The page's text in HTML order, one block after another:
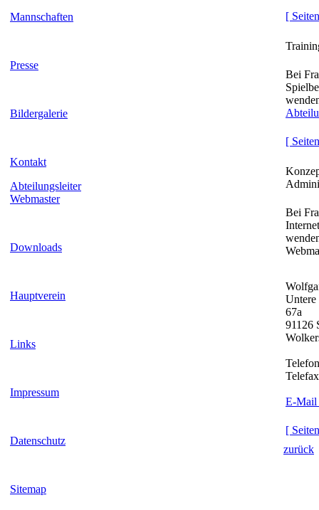
Mannschaften
Presse
Bildergalerie
Kontakt
Abteilungsleiter
Webmaster
Downloads
Hauptverein
Links
Impressum
Datenschutz
Sitemap
[
Bei
[
Bei
Untere
67a
91126
E-Mail
[
zurück